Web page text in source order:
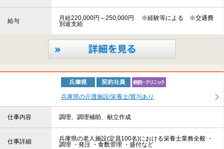
給与
月給220,000円～250,000円 ※経験等による ※交通費
別途支給
兵庫県の介護施設/栄養士/賞与あり
仕事内容 調理、調理補助、献立作成
仕事詳細
兵庫県の老人施設(定員100名)における栄養士業務全般 ・
調理 ・発注 ・食数管理 ・盛付など